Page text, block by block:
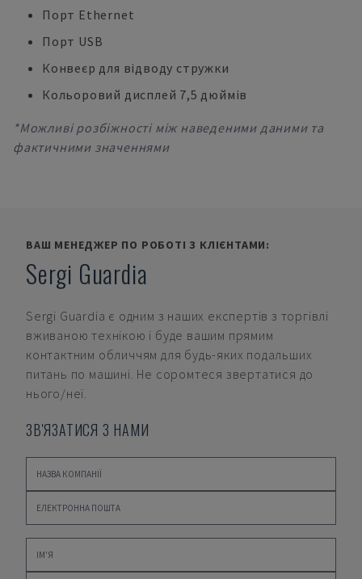
Порт Ethernet
Порт USB
Конвеєр для відводу стружки
Кольоровий дисплей 7,5 дюймів
*Можливі розбіжності між наведеними даними та
фактичними значеннями
ВАШ МЕНЕДЖЕР ПО РОБОТІ З КЛІЄНТАМИ:
Sergi Guardia
Sergi Guardia є одним з наших експертів з торгівлі
вживаною технікою і буде вашим прямим
контактним обличчям для будь-яких подальших
питань по машині. Не соромтеся звертатися до
нього/неї.
ЗВ'ЯЗАТИСЯ З НАМИ